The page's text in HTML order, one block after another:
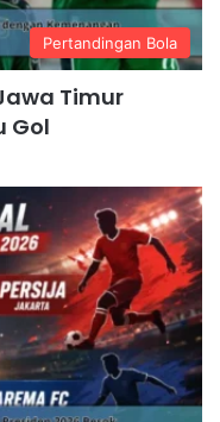
Pertandingan Bola
Timur
Gol